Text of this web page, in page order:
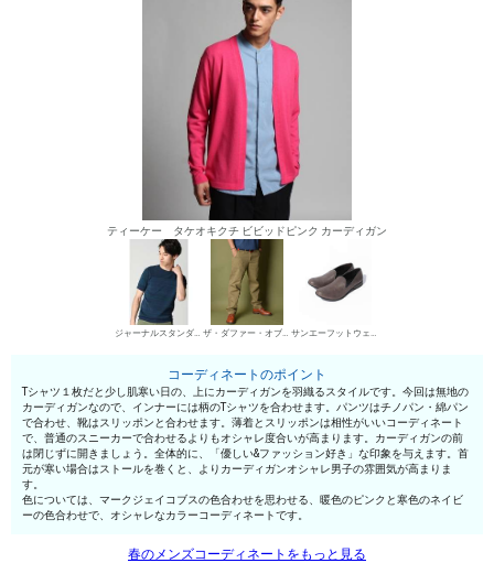
ティーケー タケオキクチ ビビッドピンク カーディガン
ジャーナルスタンダード 丸首Tシャツ ザ・ダファー・オブ・セントジョージ チノパン・綿パン サンエーフットウェア スリッポン
コーディネートのポイント
Tシャツ１枚だと少し肌寒い日の、上にカーディガンを羽織るスタイルです。今回は無地の
カーディガンなので、インナーには柄のTシャツを合わせます。パンツはチノパン・綿パン
で合わせ、靴はスリッポンと合わせます。薄着とスリッポンは相性がいいコーディネート
で、普通のスニーカーで合わせるよりもオシャレ度合いが高まります。カーディガンの前
は閉じずに開きましょう。全体的に、「優しい&ファッション好き」な印象を与えます。首
元が寒い場合はストールを巻くと、よりカーディガンオシャレ男子の雰囲気が高まりま
す。
色については、マークジェイコブスの色合わせを思わせる、暖色のピンクと寒色のネイビ
ーの色合わせで、オシャレなカラーコーディネートです。
春のメンズコーディネートをもっと見る